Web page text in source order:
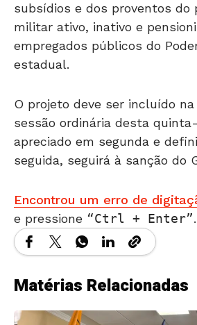
subsídios e dos proventos do
militar ativo, inativo e
empregados públicos do
estadual.
O projeto deve ser incluído
sessão ordinária desta
apreciado em segunda e
seguida, seguirá à sanção do
Encontrou um erro de
e pressione
Ctrl + Enter .
Matérias Relacionadas